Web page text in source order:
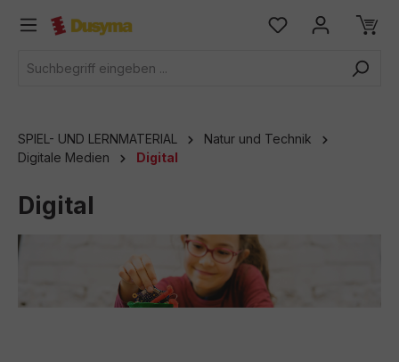
springen
SPIEL- UND LERNMATERIAL
Natur und Technik
Digitale Medien
Digital
Digital